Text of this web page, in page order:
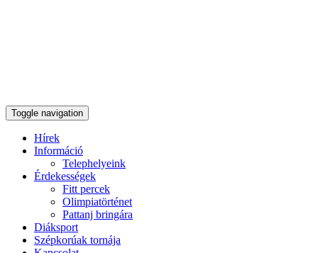
Toggle navigation
Hírek
Információ
Telephelyeink
Érdekességek
Fitt percek
Olimpiatörténet
Pattanj bringára
Diáksport
Szépkorúak tornája